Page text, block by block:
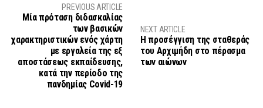
PREVIOUS ARTICLE
Μία πρόταση διδασκαλίας
των βασικών
χαρακτηριστικών ενός χάρτη
με εργαλεία της εξ
αποστάσεως εκπαίδευσης,
κατά την περίοδο της
πανδημίας Covid-19
NEXT ARTICLE
Η προσέγγιση της σταθεράς
του Αρχιμήδη στο πέρασμα
των αιώνων